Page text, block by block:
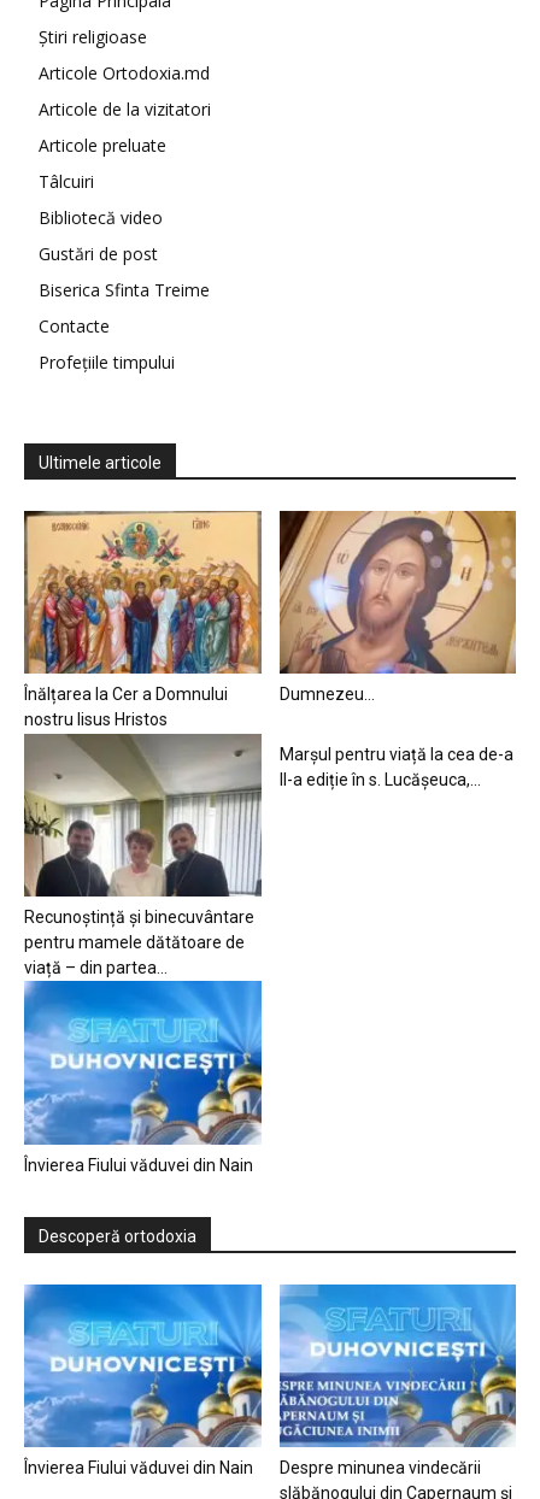
Știri religioase
Articole Ortodoxia.md
Articole de la vizitatori
Articole preluate
Tâlcuiri
Bibliotecă video
Gustări de post
Biserica Sfinta Treime
Contacte
Profețiile timpului
Ultimele articole
Înălțarea la Cer a Domnului
nostru Iisus Hristos
Dumnezeu…
Recunoștință și binecuvântare
pentru mamele dătătoare de
viață – din partea...
Marșul pentru viață la cea de-a
II-a ediție în s. Lucășeuca,...
Învierea Fiului văduvei din Nain
Descoperă ortodoxia
Învierea Fiului văduvei din Nain
Despre minunea vindecării
slăbănogului din Capernaum și